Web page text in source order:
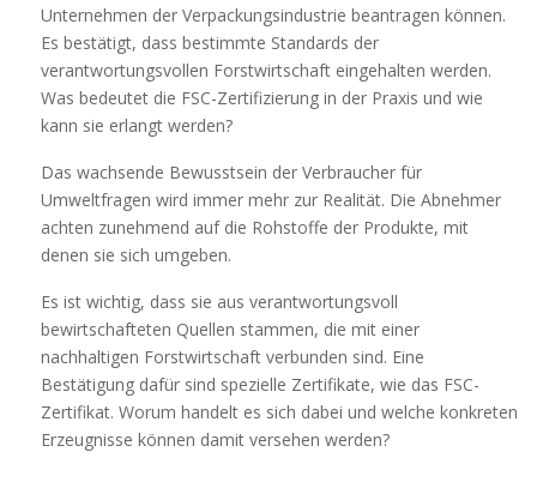
Unternehmen der Verpackungsindustrie beantragen können.
Es bestätigt, dass bestimmte Standards der
verantwortungsvollen Forstwirtschaft eingehalten werden.
Was bedeutet die FSC-Zertifizierung in der Praxis und wie
kann sie erlangt werden?
Das wachsende Bewusstsein der Verbraucher für
Umweltfragen wird immer mehr zur Realität. Die Abnehmer
achten zunehmend auf die Rohstoffe der Produkte, mit
denen sie sich umgeben.
Es ist wichtig, dass sie aus verantwortungsvoll
bewirtschafteten Quellen stammen, die mit einer
nachhaltigen Forstwirtschaft verbunden sind. Eine
Bestätigung dafür sind spezielle Zertifikate, wie das FSC-
Zertifikat. Worum handelt es sich dabei und welche konkreten
Erzeugnisse können damit versehen werden?